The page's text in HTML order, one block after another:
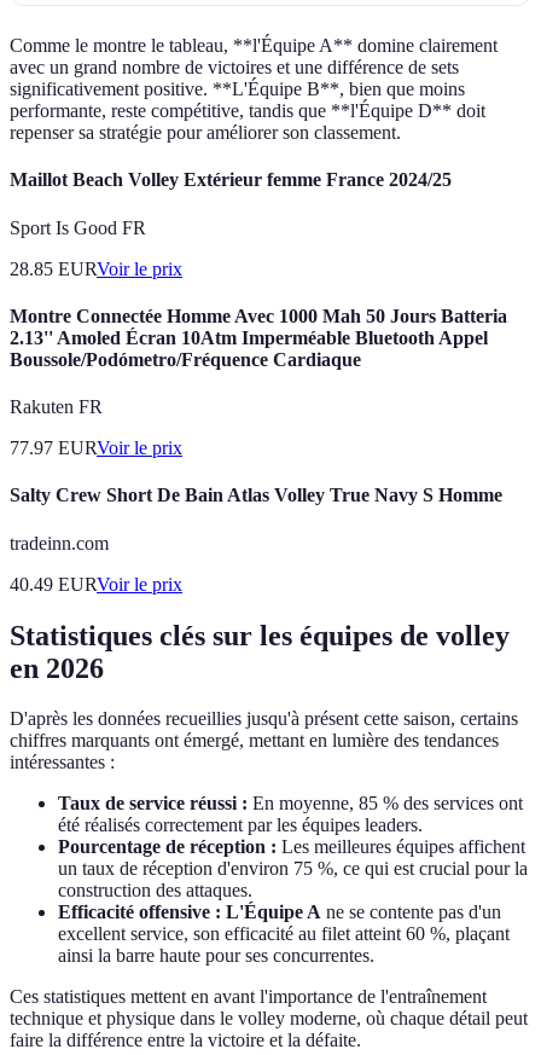
Comme le montre le tableau, **l'Équipe A** domine clairement
avec un grand nombre de victoires et une différence de sets
significativement positive. **L'Équipe B**, bien que moins
performante, reste compétitive, tandis que **l'Équipe D** doit
repenser sa stratégie pour améliorer son classement.
Maillot Beach Volley Extérieur femme France 2024/25
Sport Is Good FR
28.85 EURVoir le prix
Montre Connectée Homme Avec 1000 Mah 50 Jours Batteria
2.13'' Amoled Écran 10Atm Imperméable Bluetooth Appel
Boussole/Podómetro/Fréquence Cardiaque
Rakuten FR
77.97 EURVoir le prix
Salty Crew Short De Bain Atlas Volley True Navy S Homme
tradeinn.com
40.49 EURVoir le prix
Statistiques clés sur les équipes de volley
en 2026
D'après les données recueillies jusqu'à présent cette saison, certains
chiffres marquants ont émergé, mettant en lumière des tendances
intéressantes :
Taux de service réussi : En moyenne, 85 % des services ont
été réalisés correctement par les équipes leaders.
Pourcentage de réception : Les meilleures équipes affichent
un taux de réception d'environ 75 %, ce qui est crucial pour la
construction des attaques.
Efficacité offensive : L'Équipe A ne se contente pas d'un
excellent service, son efficacité au filet atteint 60 %, plaçant
ainsi la barre haute pour ses concurrentes.
Ces statistiques mettent en avant l'importance de l'entraînement
technique et physique dans le volley moderne, où chaque détail peut
faire la différence entre la victoire et la défaite.